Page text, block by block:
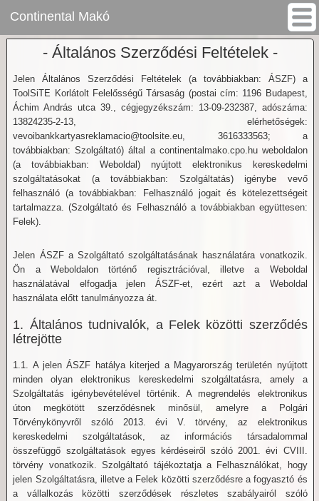
Continental Makó
- Általános Szerződési Feltételek -
Jelen Általános Szerződési Feltételek (a továbbiakban: ÁSZF) a
ToolSiTE Korlátolt Felelősségű Társaság (postai cím: 1196 Budapest,
Áchim András utca 39., cégjegyzékszám: 13-09-232387, adószáma:
13824235-2-13, elérhetőségek:
vevoibankkartyasreklamacio@toolsite.eu, 3616333563; a
továbbiakban: Szolgáltató) által a continentalmako.cpo.hu weboldalon
(a továbbiakban: Weboldal) nyújtott elektronikus kereskedelmi
szolgáltatásokat (a továbbiakban: Szolgáltatás) igénybe vevő
felhasználó (a továbbiakban: Felhasználó jogait és kötelezettségeit
tartalmazza. (Szolgáltató és Felhasználó a továbbiakban együttesen:
Felek).
Jelen ÁSZF a Szolgáltató szolgáltatásának használatára vonatkozik.
Ön a Weboldalon történő regisztrációval, illetve a Weboldal
használatával elfogadja jelen ÁSZF-et, ezért azt a Weboldal
használata előtt tanulmányozza át.
1. Általános tudnivalók, a Felek közötti szerződés
létrejötte
1.1. A jelen ÁSZF hatálya kiterjed a Magyarország területén nyújtott
minden olyan elektronikus kereskedelmi szolgáltatásra, amely a
Szolgáltatás igénybevételével történik. A megrendelés elektronikus
úton megkötött szerződésnek minősül, amelyre a Polgári
Törvénykönyvről szóló 2013. évi V. törvény, az elektronikus
kereskedelmi szolgáltatások, az információs társadalommal
összefüggő szolgáltatások egyes kérdéseiről szóló 2001. évi CVIII.
törvény vonatkozik. Szolgáltató tájékoztatja a Felhasználókat, hogy
jelen Szolgáltatásra, illetve a Felek közötti szerződésre a fogyasztó és
a vállalkozás közötti szerződések részletes szabályairól szóló